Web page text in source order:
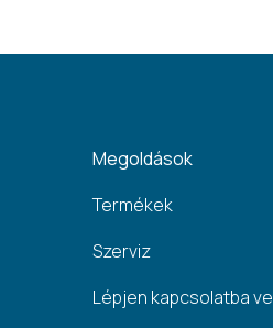
Megoldások
Termékek
Szerviz
Lépjen kapcsolatba